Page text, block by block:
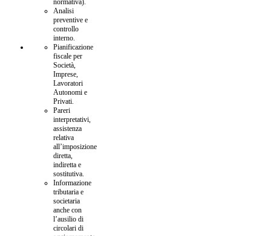
normativa).
Analisi
preventive e
controllo
interno.
Pianificazione
fiscale per
Società,
Imprese,
Lavoratori
Autonomi e
Privati.
Pareri
interpretativi,
assistenza
relativa
all’imposizione
diretta,
indiretta e
sostitutiva.
Informazione
tributaria e
societaria
anche con
l’ausilio di
circolari di